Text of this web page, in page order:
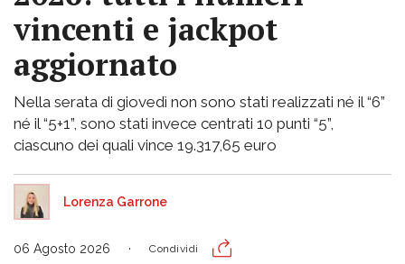
vincenti e jackpot
aggiornato
Nella serata di giovedì non sono stati realizzati né il “6”
né il “5+1”, sono stati invece centrati 10 punti “5”,
ciascuno dei quali vince 19.317,65 euro
Lorenza Garrone
06 Agosto 2026 Condividi